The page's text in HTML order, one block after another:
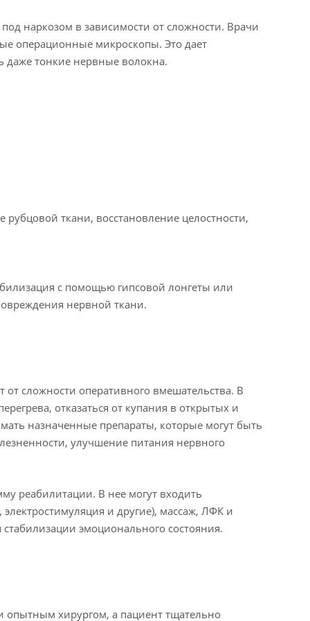
наркозом в зависимости от сложности. Врачи
операционные микроскопы. Это дает
даже тонкие нервные волокна.
ткани, восстановление целостности,
с помощью гипсовой лонгеты или
нервной ткани.
сложности оперативного вмешательства. В
отказаться от купания в открытых и
назначенные препараты, которые могут быть
улучшение питания нервного
реабилитации. В нее могут входить
и другие), массаж, ЛФК и
эмоционального состояния.
опытным хирургом, а пациент тщательно